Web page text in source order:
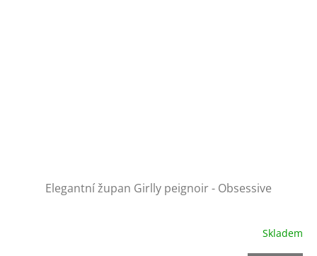
Elegantní župan Girlly peignoir - Obsessive
Skladem